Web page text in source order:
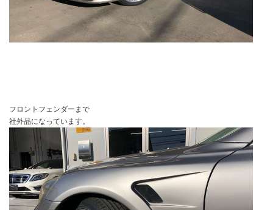
フロントフェンダーまで
社外品になっています。